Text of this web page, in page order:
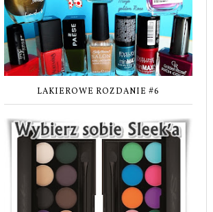
LAKIEROWE ROZDANIE #6